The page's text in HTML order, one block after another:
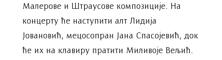
Малерове и Штраусове композиције. На
концерту ће наступити алт Лидија
Јовановић, мецосопран Јана Спасојевић, док
ће их на клавиру пратити Миливоје Вељић.